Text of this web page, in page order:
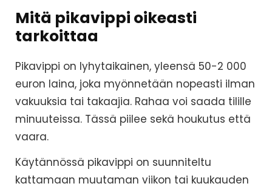
Mitä pikavippi oikeasti
tarkoittaa
Pikavippi on lyhytaikainen, yleensä 50-2 000
euron laina, joka myönnetään nopeasti ilman
vakuuksia tai takaajia. Rahaa voi saada tilille
minuuteissa. Tässä piilee sekä houkutus että
vaara.
Käytännössä pikavippi on suunniteltu
kattamaan muutaman viikon tai kuukauden